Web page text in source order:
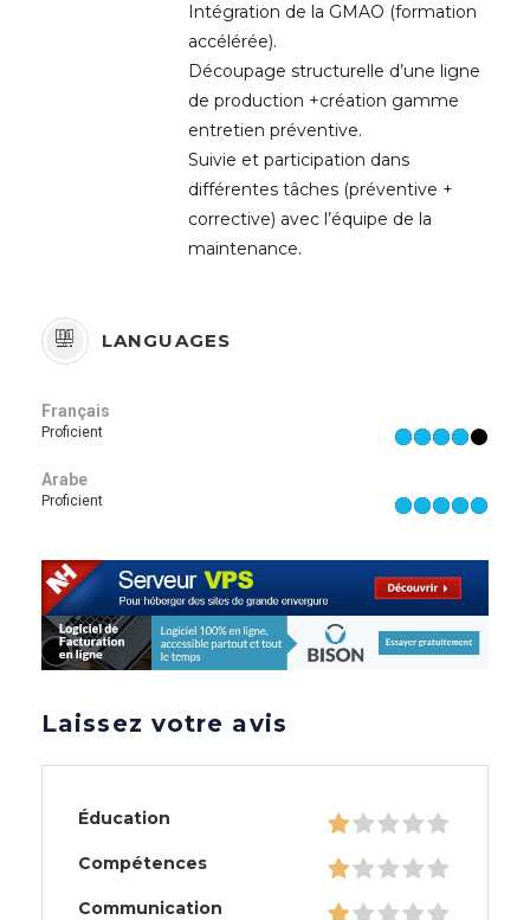
Intégration de la GMAO (formation
accélérée).
Découpage structurelle d’une ligne
de production +création gamme
entretien préventive.
Suivie et participation dans
différentes tâches (préventive +
corrective) avec l’équipe de la
maintenance.
LANGUAGES
Français
Proficient
Arabe
Proficient
Laissez votre avis
Éducation
Compétences
Communication